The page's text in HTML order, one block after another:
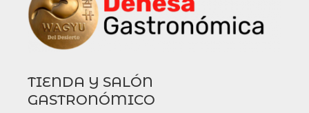
TIENDA Y SALÓN
GASTRONÓMICO